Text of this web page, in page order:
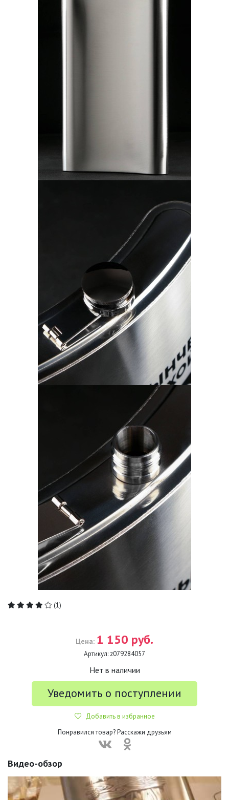
(1)
Цена: 1 150 руб.
Артикул: z079284057
Нет в наличии
Уведомить о поступлении
Добавить в избранное
Понравился товар? Расскажи друзьям
Видео-обзор